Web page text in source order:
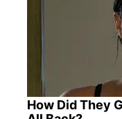
How Did They